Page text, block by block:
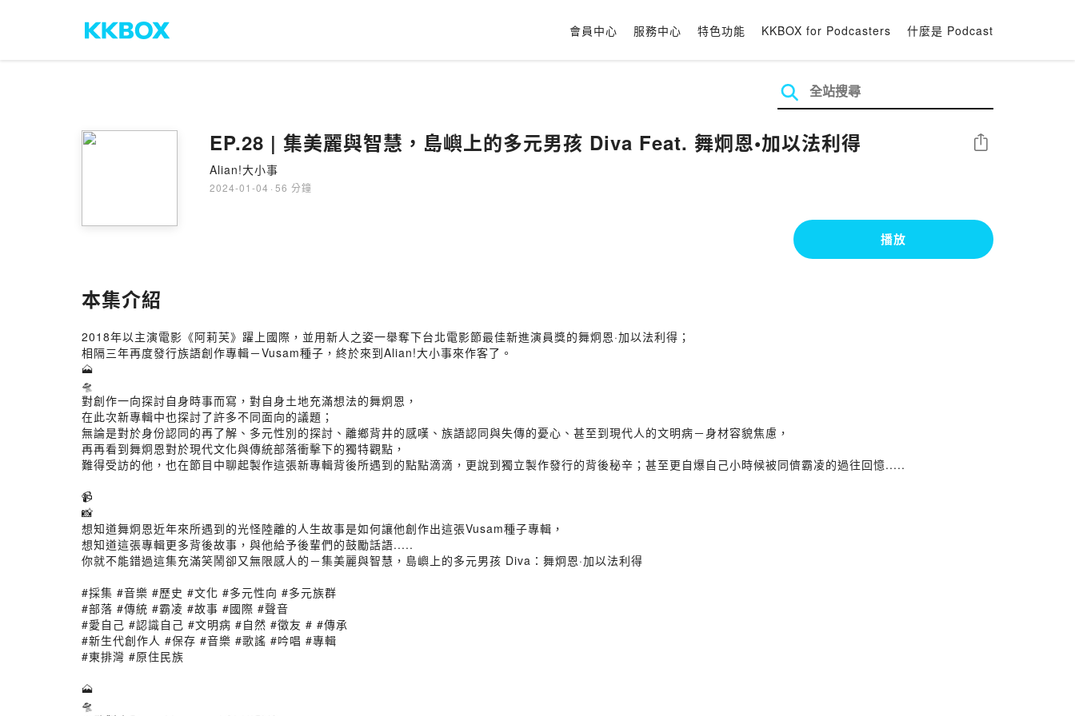
會員中心 服務中心 特色功能 KKBOX for Podcasters 什麼是 Podcast
EP.28 | 集美麗與智慧，島嶼上的多元男孩 Diva Feat. 舞炯恩•加以法利得
Alian!大小事
2024-01-04 · 56 分鐘
分享
播放
本集介紹
2018年以主演電影《阿莉芙》躍上國際，並用新人之姿一舉奪下台北電影節最佳新進演員獎的舞炯恩·加以法利得；
相隔三年再度發行族語創作專輯－Vusam種子，終於來到Alian!大小事來作客了。
🗻
🛸
對創作一向探討自身時事而寫，對自身土地充滿想法的舞炯恩，
在此次新專輯中也探討了許多不同面向的議題；
無論是對於身份認同的再了解、多元性別的探討、離鄉背井的感嘆、族語認同與失傳的憂心、甚至到現代人的文明病－身材容貌焦慮，
再再看到舞炯恩對於現代文化與傳統部落衝擊下的獨特觀點，
難得受訪的他，也在節目中聊起製作這張新專輯背後所遇到的點點滴滴，更說到獨立製作發行的背後秘辛；甚至更自爆自己小時候被同儕霸凌的過往回憶.....
📹
📸
想知道舞炯恩近年來所遇到的光怪陸離的人生故事是如何讓他創作出這張Vusam種子專輯，
想知道這張專輯更多背後故事，與他給予後輩們的鼓勵話語.....
你就不能錯過這集充滿笑鬧卻又無限感人的－集美麗與智慧，島嶼上的多元男孩 Diva：舞炯恩·加以法利得
#採集 #音樂 #歷史 #文化 #多元性向 #多元族群
#部落 #傳統 #霸凌 #故事 #國際 #聲音
#愛自己 #認識自己 #文明病 #自然 #徵友 # #傳承
#新生代創作人 #保存 #音樂 #歌謠 #吟唱 #專輯
#東排灣 #原住民族
🗻
🛸